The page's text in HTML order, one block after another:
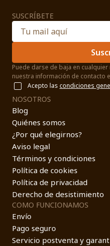
SUSCRÍBETE
Puede darse de baja en
nuestra información de contacto
Acepto las condiciones
NOSOTROS
Blog
Quiénes somos
¿Por qué elegirnos?
Aviso legal
Términos y condiciones
Política de cookies
Política de privacidad
Derecho de desistimiento
COMO FUNCIONAMOS
Envío
Pago seguro
Servicio postventa y